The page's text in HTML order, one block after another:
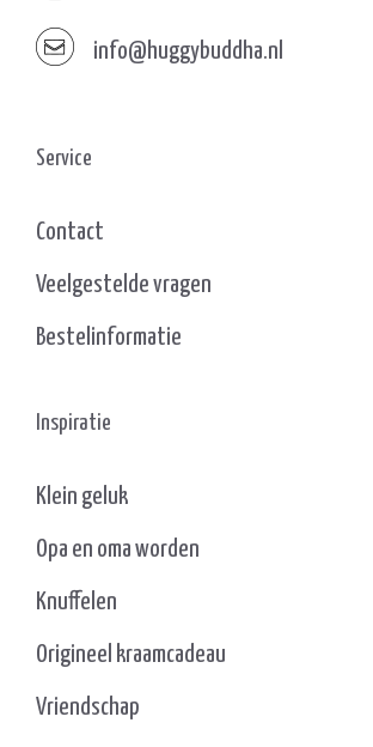
info@huggybuddha.nl
Service
Contact
Veelgestelde vragen
Bestelinformatie
Inspiratie
Klein geluk
Opa en oma worden
Knuffelen
Origineel kraamcadeau
Vriendschap